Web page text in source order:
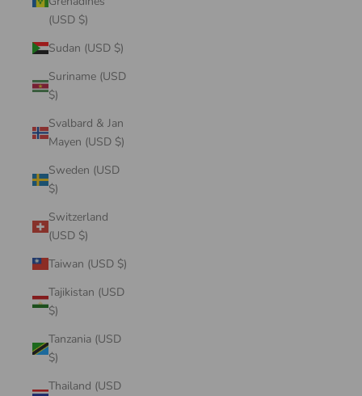
(USD $)
Sudan (USD $)
Suriname (USD
$)
Svalbard & Jan
Mayen (USD $)
Sweden (USD
$)
Switzerland
(USD $)
Taiwan (USD $)
Tajikistan (USD
$)
Tanzania (USD
$)
Thailand (USD